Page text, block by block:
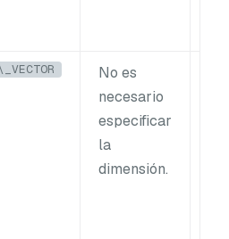
No es
necesario
especificar
la
dimensión.